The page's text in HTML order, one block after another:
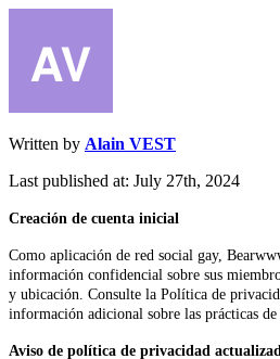
Written by Alain VEST
Last published at: July 27th, 2024
Creación de cuenta inicial
Como aplicación de red social gay,
información confidencial sobre sus
y ubicación. Consulte la Política de
información adicional sobre las prácticas
Aviso de política de privacidad